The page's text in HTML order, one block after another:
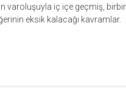
varoluşuyla iç içe geçmiş,
eksik kalacağı kavramlar.